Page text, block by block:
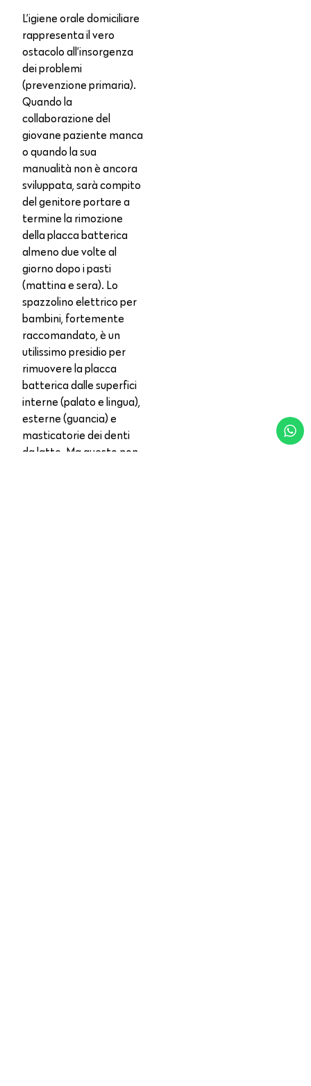
L’igiene orale domiciliare
rappresenta il vero
ostacolo all’insorgenza
dei problemi
(prevenzione primaria).
Quando la
collaborazione del
giovane paziente manca
o quando la sua
manualità non è ancora
sviluppata, sarà compito
del genitore portare a
termine la rimozione
della placca batterica
almeno due volte al
giorno dopo i pasti
(mattina e sera). Lo
spazzolino elettrico per
bambini, fortemente
raccomandato, è un
utilissimo presidio per
rimuovere la placca
batterica dalle superfici
interne (palato e lingua),
esterne (guancia) e
masticatorie dei denti
da latte. Ma questo non